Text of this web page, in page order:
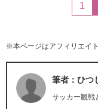
1
※本ページはアフィリエイ
筆者：ひつ
サッカー観戦